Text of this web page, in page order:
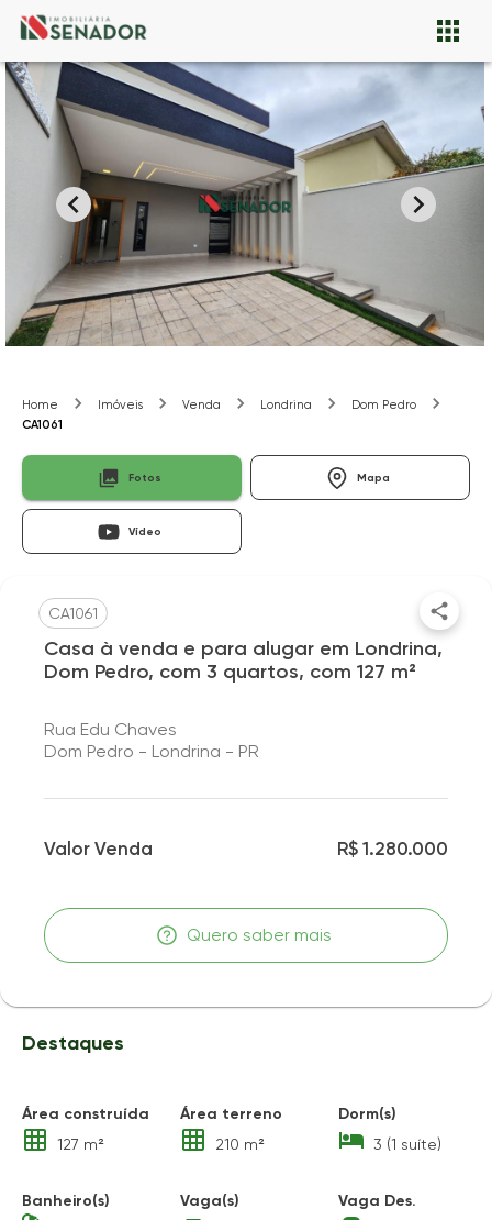
Home Imóveis Venda Londrina
Dom Pedro
CA1061
Fotos Mapa
Vídeo
CA1061
Casa à venda e para alugar em Londrina,
Dom Pedro, com 3 quartos, com 127 m²
Rua Edu Chaves
Dom Pedro - Londrina - PR
Valor Venda R$ 1.280.000
Quero saber mais
Destaques
Área construída
127 m²
Área terreno
210 m²
Dorm(s)
3 (1 suíte)
Banheiro(s) Vaga(s) Vaga Des.